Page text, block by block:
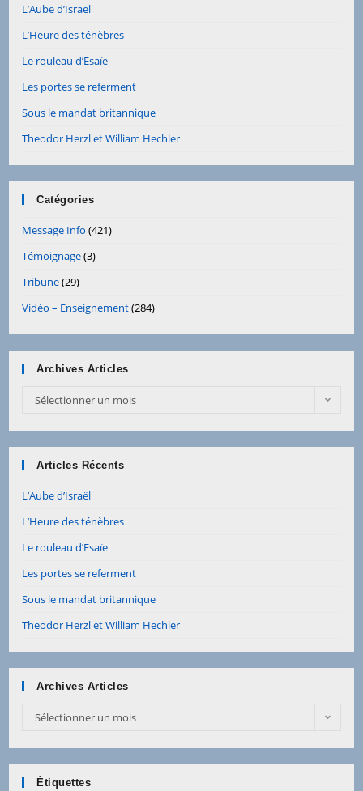
L’Aube d’Israël
L’Heure des ténèbres
Le rouleau d’Esaïe
Les portes se referment
Sous le mandat britannique
Theodor Herzl et William Hechler
Catégories
Message Info (421)
Témoignage(3)
Tribune(29)
Vidéo – Enseignement(284)
Archives Articles
Archives
Sélectionner un mois
Articles Récents
L’Aube d’Israël
L’Heure des ténèbres
Le rouleau d’Esaïe
Les portes se referment
Sous le mandat britannique
Theodor Herzl et William Hechler
Archives Articles
Archives
Sélectionner un mois
Étiquettes